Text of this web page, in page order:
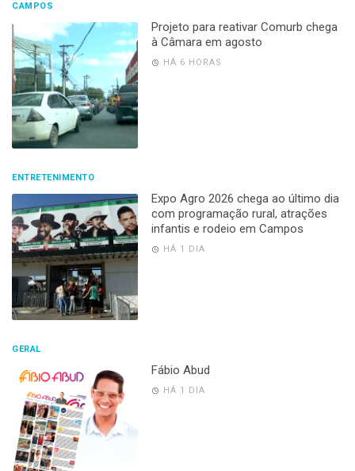
CAMPOS
Projeto para reativar Comurb chega
à Câmara em agosto
HÁ 6 HORAS
ENTRETENIMENTO
Expo Agro 2026 chega ao último dia
com programação rural, atrações
infantis e rodeio em Campos
HÁ 1 DIA
GERAL
Fábio Abud
HÁ 1 DIA